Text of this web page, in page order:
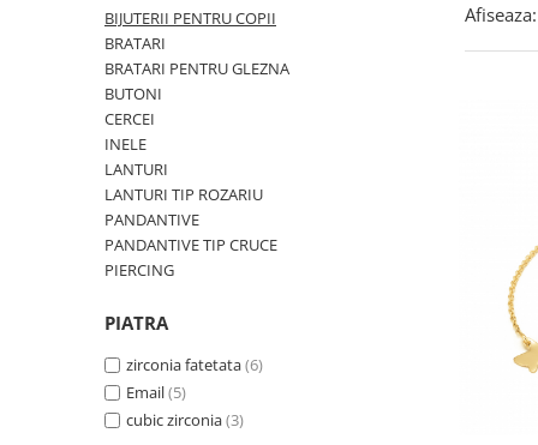
BRATARI TIP ROZARIU
PANDANTIVE
PANDANTIVE TIP CRUCE
TALISMANE
BIJUTERII PENTRU COPII
SETURI BIJUTERII
ACE DE CRAVATA
BRATARI PENTRU PICIOR
Bratari pentru EA
Bratari pentru EL
BIJUTERII PENTRU COPII
BRATARI PENTRU GLEZNA
LANTURI TIP ROZARIU
BIJUTERII PENTRU COPII
BRATARI
BRATARI PENTRU GLEZNA
BUTONI
CERCEI
INELE
LANTURI
LANTURI TIP ROZARIU
PANDANTIVE
PANDANTIVE TIP CRUCE
PIERCING
PIATRA
zirconia fatetata(6)
Email(5)
cubic zirconia(3)
Afiseaza: